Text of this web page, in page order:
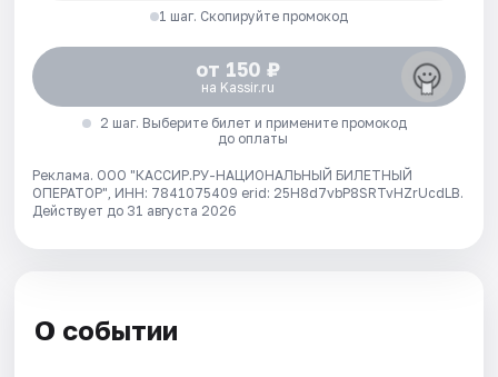
1 шаг. Скопируйте промокод
от 150 ₽
на Kassir.ru
2 шаг. Выберите билет и примените промокод
до оплаты
Реклама. ООО "КАССИР.РУ-НАЦИОНАЛЬНЫЙ БИЛЕТНЫЙ
ОПЕРАТОР", ИНН: 7841075409 erid: 25H8d7vbP8SRTvHZrUcdLB.
Действует до 31 августа 2026
О событии